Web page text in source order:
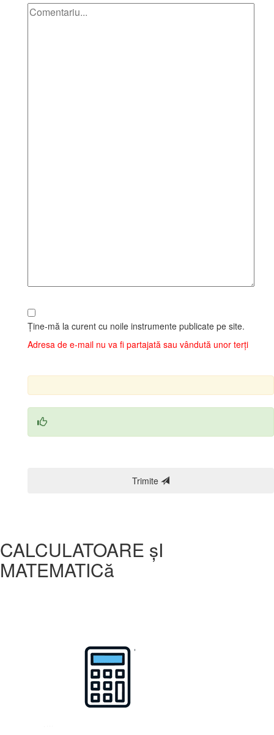
Ține‑mă la curent cu noile instrumente publicate pe site.
Adresa de e‑mail nu va fi partajată sau vândută unor terți
Trimite
CALCULATOARE șI
MATEMATICă